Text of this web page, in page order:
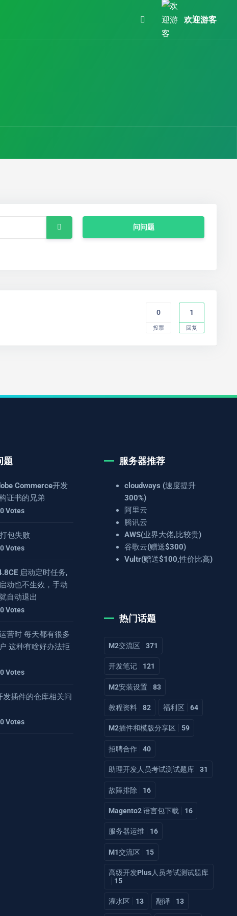
欢迎游客
问问题
0
投票
1
回复
题
Commerce开发
证书的兄弟
Votes
包失败
Votes
启动定时任务,
动也不生效，手动
自动退出
Votes
营时 每天都有很多
这种有啥好办法拒
Votes
发插件的仓库相关问
Votes
服务器推荐
cloudways (速度提升
300%)
阿里云
腾讯云
AWS(业界大佬,比较贵)
谷歌云(赠送$300)
Vultr(赠送$100,性价比高)
热门话题
M2交流区 371
开发笔记 121
M2安装设置 83
教程资料 82 福利区 64
M2插件和模版分享区 59
招聘合作 40
助理开发人员考试测试题库 31
故障排除 16
Magento2 语言包下载 16
服务器运维 16
M1交流区 15
高级开发Plus人员考试测试题库
15
灌水区 13 翻译 13